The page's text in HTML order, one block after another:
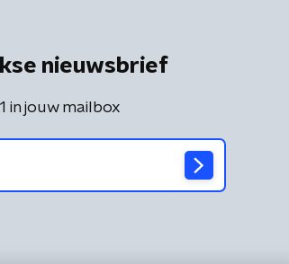
nieuwsbrief
in jouw mailbox